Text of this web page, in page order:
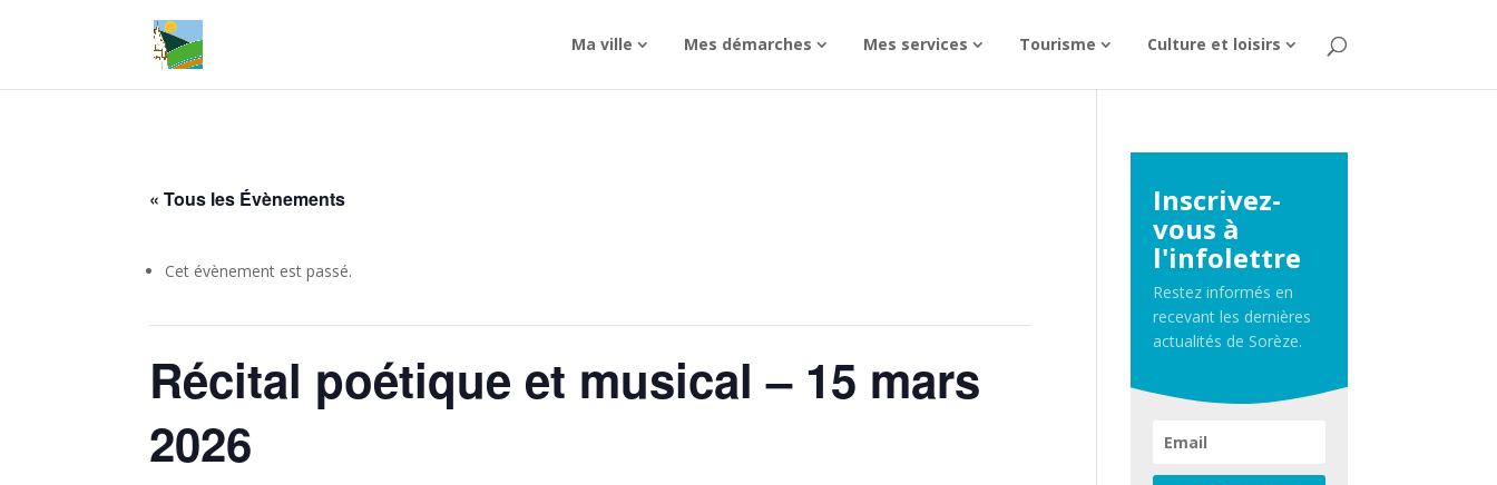
Ma ville Mes démarches Mes services Tourisme Culture et loisirs
« Tous les Évènements
Cet évènement est passé.
Récital poétique et musical – 15 mars
2026
Inscrivez-
vous à
l'infolettre
Restez informés en
recevant les dernières
actualités de Sorèze.